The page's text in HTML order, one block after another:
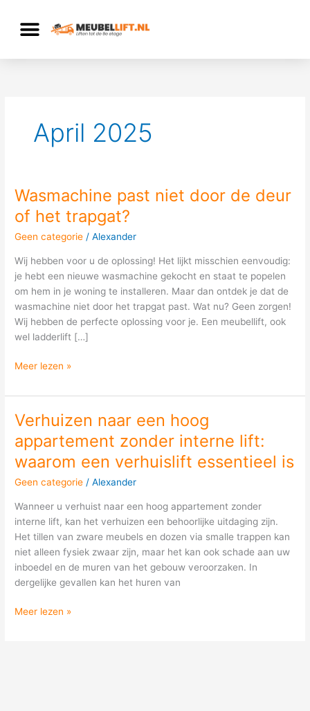
April 2025
Wasmachine past niet door de deur
of het trapgat?
Geen categorie /Alexander
Wij hebben voor u de oplossing! Het lijkt misschien eenvoudig:
je hebt een nieuwe wasmachine gekocht en staat te popelen
om hem in je woning te installeren. Maar dan ontdek je dat de
wasmachine niet door het trapgat past. Wat nu? Geen zorgen!
Wij hebben de perfecte oplossing voor je. Een meubellift, ook
wel ladderlift […]
Wasmachine
past
niet
door
deur
of
Meer lezen »
Verhuizen naar een hoog
appartement zonder interne lift:
waarom een verhuislift essentieel is
Geen categorie /Alexander
Wanneer u verhuist naar een hoog appartement zonder
interne lift, kan het verhuizen een behoorlijke uitdaging zijn.
Het tillen van zware meubels en dozen via smalle trappen kan
niet alleen fysiek zwaar zijn, maar het kan ook schade aan uw
inboedel en de muren van het gebouw veroorzaken. In
dergelijke gevallen kan het huren van
Verhuizen
een
hoog
appartement
interne
lift:
waarom
een
verhuislift
essentieel
Meer lezen »